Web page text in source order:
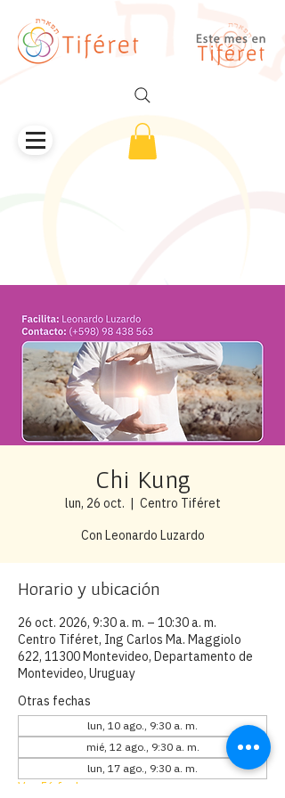
Chi Kung
lun, 26 oct.
  |
Centro Tiféret
Con Leonardo Luzardo
Horario y ubicación
26 oct. 2026, 9:30 a. m. – 10:30 a. m.
Centro Tiféret, Ing Carlos Ma. Maggiolo
622, 11300 Montevideo, Departamento de
Montevideo, Uruguay
Otras fechas
lun, 10 ago., 9:30 a. m.
mié, 12 ago., 9:30 a. m.
lun, 17 ago., 9:30 a. m.
Ver 56 fechas